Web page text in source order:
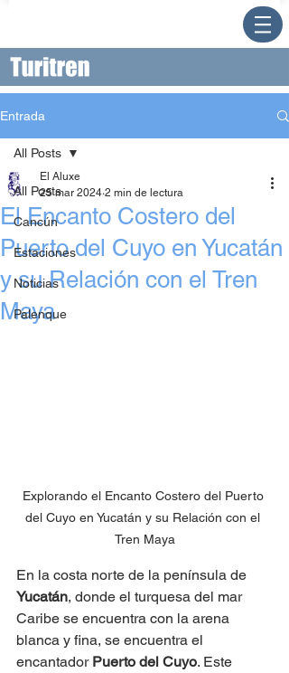
Entrada
All Posts
Cancún
Estaciones
Noticias
Palenque
All Posts
El Encanto Costero del
Puerto del Cuyo en Yucatán
y su Relación con el Tren
Maya
El Aluxe
25 mar 2024 2 min de lectura
Explorando el Encanto Costero del Puerto
del Cuyo en Yucatán y su Relación con el
Tren Maya
En la costa norte de la península de
Yucatán, donde el turquesa del mar
Caribe se encuentra con la arena
blanca y fina, se encuentra el
encantador Puerto del Cuyo. Este